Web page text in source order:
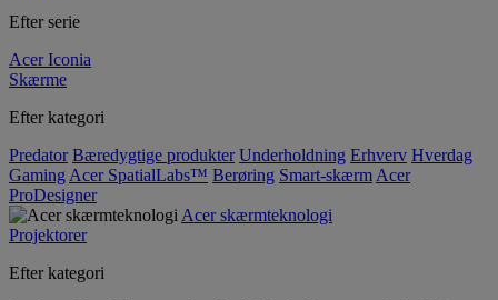
Efter serie
Acer Iconia
Skærme
Efter kategori
Predator Bæredygtige produkter Underholdning Erhverv Hverdag
Gaming Acer SpatialLabs™ Berøring Smart-skærm Acer
ProDesigner
Acer skærmteknologi
Projektorer
Efter kategori